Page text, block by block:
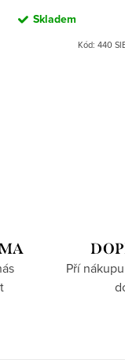
Skladem
Kód: 440
Pří